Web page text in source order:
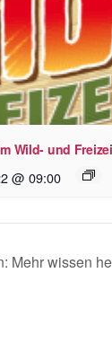
Wild- und
@ 09:00
Mehr wissen